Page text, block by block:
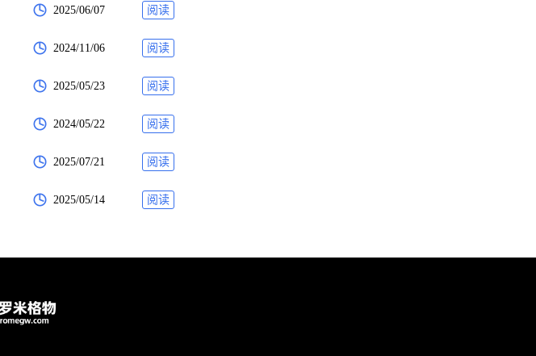
2025/06/07 阅读
2024/11/06 阅读
2025/05/23 阅读
2024/05/22 阅读
2025/07/21 阅读
2025/05/14 阅读